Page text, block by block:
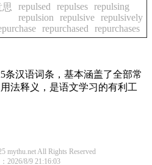
思
repulsed repulses repulsing
repulsion
repulsive repulsively
repurchased repurchases
条汉语词条，基本涵盖了全部常
法释义，是语文学习的有利工
mythu.net All Rights Reserved
2026/8/9 21:16:03